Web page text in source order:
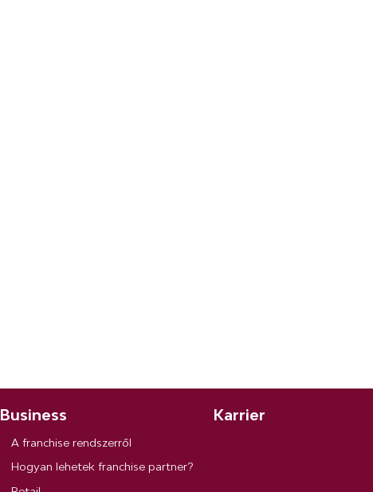
Business
A franchise rendszerről
Hogyan lehetek franchise partner?
Karrier